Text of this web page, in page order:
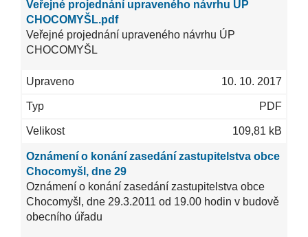
Veřejné projednání upraveného návrhu ÚP
CHOCOMYŠL.pdf
Veřejné projednání upraveného návrhu ÚP
CHOCOMYŠL
10. 10. 2017
PDF
109,81 kB
Oznámení o konání zasedání zastupitelstva obce
Chocomyšl, dne 29
Oznámení o konání zasedání zastupitelstva obce
Chocomyšl, dne 29.3.2011 od 19.00 hodin v budově
obecního úřadu